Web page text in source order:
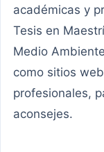
académicas y
Tesis en
Medio
como sitios
profesionales,
aconsejes.